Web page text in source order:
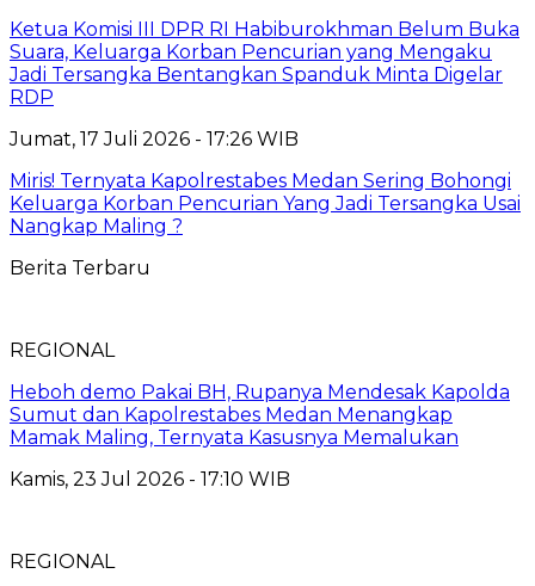
Ketua Komisi III DPR RI Habiburokhman Belum Buka
Suara, Keluarga Korban Pencurian yang Mengaku
Jadi Tersangka Bentangkan Spanduk Minta Digelar
RDP
Jumat, 17 Juli 2026 - 17:26 WIB
Miris! Ternyata Kapolrestabes Medan Sering Bohongi
Keluarga Korban Pencurian Yang Jadi Tersangka Usai
Nangkap Maling ?
Berita Terbaru
REGIONAL
Heboh demo Pakai BH, Rupanya Mendesak Kapolda
Sumut dan Kapolrestabes Medan Menangkap
Mamak Maling, Ternyata Kasusnya Memalukan
Kamis, 23 Jul 2026 - 17:10 WIB
REGIONAL